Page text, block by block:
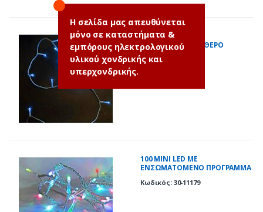
100 ΜΙΝΙ LED
ΠΡΟΓΡΑΜΜΑ+ΣΤΑΘΕΡΟ
ΔΙΑΦΑΝΟ ΚΑΛΩΔΙΟ ΜΠΛΕ ΙP44
Κωδικός: 30-11149
100 ΜΙΝΙ LED ΜΕ
ΕΝΣΩΜΑΤΟΜΕΝΟ ΠΡΟΓΡΑΜΜΑ
Κωδικός: 30-11179
Η σελίδα μας απευθύνεται
μόνο σε καταστήματα &
εμπόρους ηλεκτρολογικού
υλικού χονδρικής και
υπερχονδρικής.